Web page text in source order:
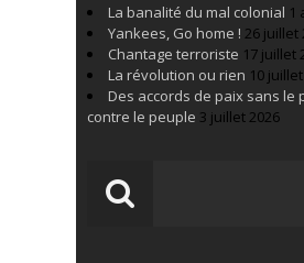
La banalité du mal colonial 1
Yankees, Go home ! 26 juillet
Chantage terroriste 17 juillet
La révolution ou rien 10
Des accords de paix sans le
contre le peuple 3 juillet 2026